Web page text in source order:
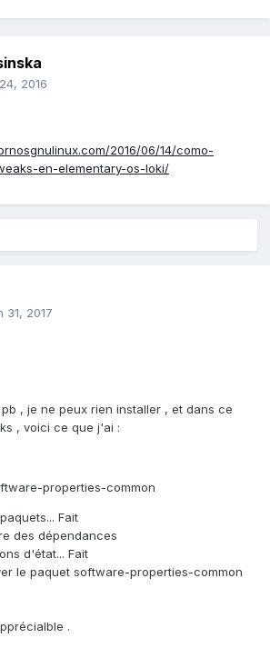
2016
2016/06/14/como-
en-elementary-os-loki/
31, 2017
, je ne peux rien installer , et dans ce
, voici ce que j'ai :
properties-common
Fait
des dépendances
d'état... Fait
le paquet software-properties-common
.